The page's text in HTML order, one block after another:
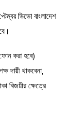
ভিভোবাংলাদেশ
করাহবে)
দায়ীথাকবেনা,
বিজয়ীরক্ষেত্রে